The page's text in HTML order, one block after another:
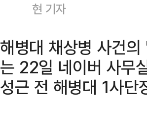
현 기자
해병대 채상병 사건
는 22일 네이버 사무
성근 전 해병대 1사단